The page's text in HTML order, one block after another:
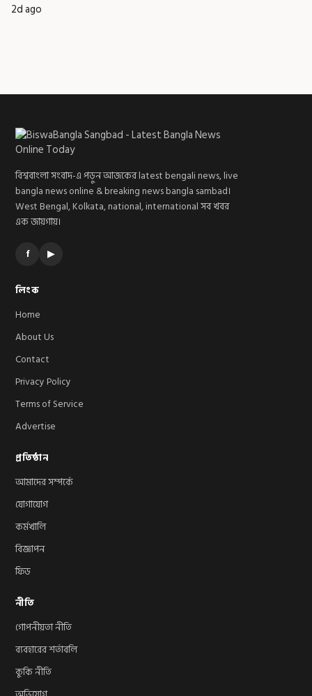
2d ago
বিশ্ববাংলা সংবাদ-এ পড়ুন আজকের latest bengali news, live
bangla news online & breaking news bangla sambad।
West Bengal, Kolkata, national, international সব খবর
এক জায়গায়।
f ▶
লিংক
Home
About Us
Contact
Privacy Policy
Terms of Service
Advertise
প্রতিষ্ঠান
আমাদের সম্পর্কে
যোগাযোগ
কর্মখালি
বিজ্ঞাপন
ফিড
নীতি
গোপনীয়তা নীতি
ব্যবহারের শর্তাবলি
কুকি নীতি